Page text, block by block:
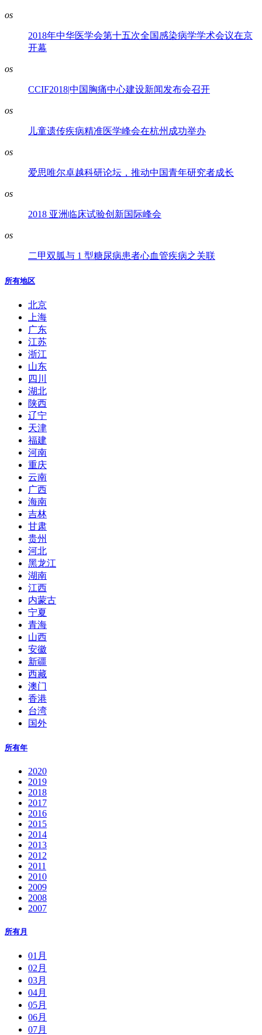
os
2018年中华医学会第十五次全国感染病学学术会议在京
开幕
os
CCIF2018|中国胸痛中心建设新闻发布会召开
os
儿童遗传疾病精准医学峰会在杭州成功举办
os
爱思唯尔卓越科研论坛，推动中国青年研究者成长
os
2018 亚洲临床试验创新国际峰会
os
二甲双胍与 1 型糖尿病患者心血管疾病之关联
所有地区
北京
上海
广东
江苏
浙江
山东
四川
湖北
陕西
辽宁
天津
福建
河南
重庆
云南
广西
海南
吉林
甘肃
贵州
河北
黑龙江
湖南
江西
内蒙古
宁夏
青海
山西
安徽
新疆
西藏
澳门
香港
台湾
国外
所有年
2020
2019
2018
2017
2016
2015
2014
2013
2012
2011
2010
2009
2008
2007
所有月
01月
02月
03月
04月
05月
06月
07月